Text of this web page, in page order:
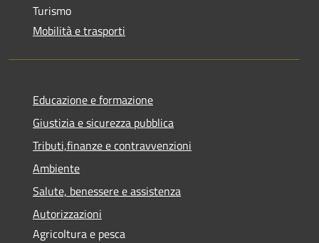
Turismo
Mobilità e trasporti
Educazione e formazione
Giustizia e sicurezza pubblica
Tributi,finanze e contravvenzioni
Ambiente
Salute, benessere e assistenza
Autorizzazioni
Agricoltura e pesca